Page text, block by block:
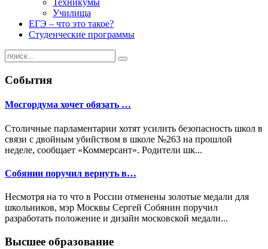
Техникумы
Училища
ЕГЭ – что это такое?
Студенческие программы
События
Мосгордума хочет обязать …
Столичные парламентарии хотят усилить безопасность школ в
связи с двойным убийством в школе №263 на прошлой
неделе, сообщает «Коммерсант». Родители шк...
Собянин поручил вернуть в…
Несмотря на то что в России отменены золотые медали для
школьников, мэр Москвы Сергей Собянин поручил
разработать положение и дизайн московской медали...
Высшее образование